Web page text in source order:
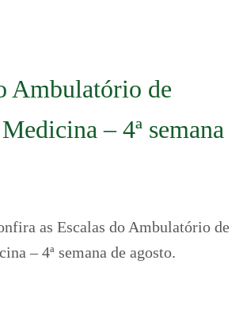
Ambulatório de
– 4ª semana
as Escalas do Ambulatório de
– 4ª semana de agosto.